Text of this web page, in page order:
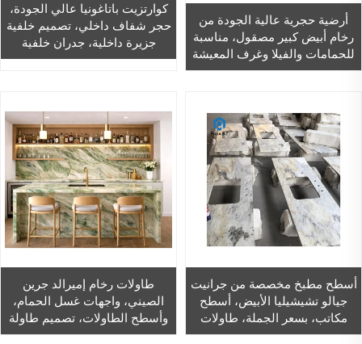
أرضية حجرية عالية الجودة من
رخام أبيض كبير مصقول، مناسبة
للحمامات والفيلا وغرف المعيشة
وغرف الطعام، بتصميم عصري
كوارتزيت باتاغونيا عالي الجودة،
حجر شفاف داخلي، تصميم خلفية
جزيرة داخلية، جدران خلفية
للفيلات العصرية من الكوارتزيت
أسطح مطبخ مخصصة من جرانيت
جيالو تشيشيليا الأبيض، أسطح
مكاتب، بسعر الجملة، طاولات
جرانيت بيضاء ذات حواف
طاولات رخام إميرالد جرين
الصيني، واجهات غسل الحمام،
وأسطح الطاولات، تصميم طاولة
رخام أخضر طبيعي، حجر جزيرة